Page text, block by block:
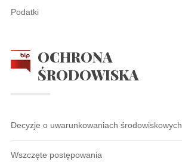
Podatki
OCHRONA
ŚRODOWISKA
Decyzje o uwarunkowaniach środowiskowych
Wszczęte postępowania